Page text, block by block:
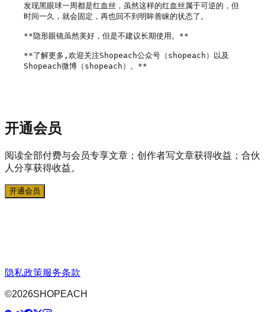
发现黑眼球一周都是红血丝，虽然这样的红血丝属于可逆的，但
时间一久，就会固定，再也回不到明眸善睐的状态了。
**隐形眼镜虽然美好，但是不建议长期使用。**
**了解更多,欢迎关注Shopeach公众号（shopeach）以及
Shopeach微博（shopeach）。**
开通会员
阅读全部付费与会员专享文章；创作者写文章获得收益；合伙
人分享获得收益。
开通会员
隐私政策服务条款
©2026SHOPEACH